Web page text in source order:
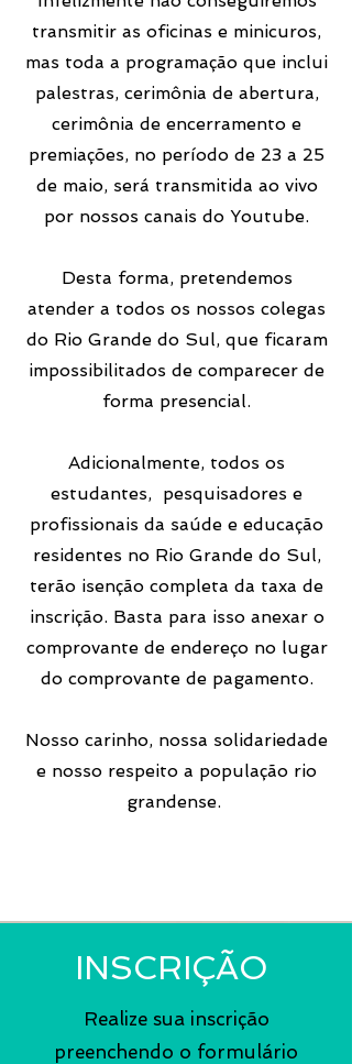
transmitir as oficinas e minicuros,
mas toda a programação que inclui
palestras, cerimônia de abertura,
cerimônia de encerramento e
premiações, no período de 23 a 25
de maio, será transmitida ao vivo
por nossos canais do Youtube.
Desta forma, pretendemos
atender a todos os nossos colegas
do Rio Grande do Sul, que ficaram
impossibilitados de comparecer de
forma presencial.
Adicionalmente, todos os
estudantes, pesquisadores e
profissionais da saúde e educação
residentes no Rio Grande do Sul,
terão isenção completa da taxa de
inscrição. Basta para isso anexar o
comprovante de endereço no lugar
do comprovante de pagamento.
Nosso carinho, nossa solidariedade
e nosso respeito a população rio
grandense.
INSCRIÇÃO
Realize sua inscrição
preenchendo o formulário